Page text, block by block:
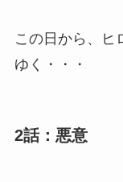
この日から、ヒ
ゆく・・・
2話：悪意